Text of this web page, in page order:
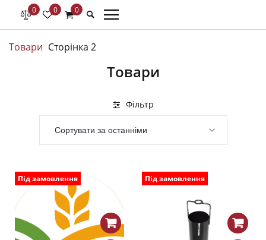
0 0 0
Товари Сторінка 2
Товари
Фільтр
Під замовлення Під замовлення